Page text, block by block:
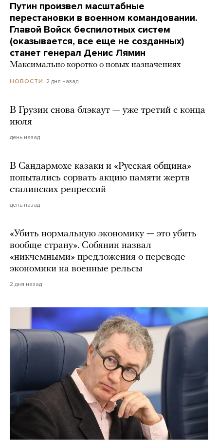
Путин произвел масштабные
перестановки в военном командовании.
Главой Войск беспилотных систем
(оказывается, все еще не созданных)
станет генерал Денис Лямин
Максимально коротко о новых назначениях
НОВОСТИ 2 дня назад
В Грузии снова блэкаут — уже третий с конца
июля
день назад
В Сандармохе казаки и «Русская община»
попытались сорвать акцию памяти жертв
сталинских репрессий
день назад
«Убить нормальную экономику — это убить
вообще страну». Собянин назвал
«никчемными» предложения о переводе
экономики на военные рельсы
2 дня назад